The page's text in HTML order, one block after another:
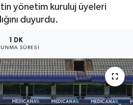
yönetim kuruluj üyeleri
duyurdu.
1 DK
SÜRESI